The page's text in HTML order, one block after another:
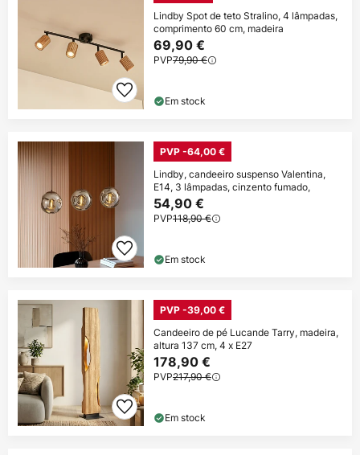
Lindby Spot de teto Stralino, 4 lâmpadas,
comprimento 60 cm, madeira
69,90 €
PVP79,90 €
Em stock
PVP -64,00 €
Lindby, candeeiro suspenso Valentina,
E14, 3 lâmpadas, cinzento fumado,
54,90 €
PVP118,90 €
Em stock
PVP -39,00 €
Candeeiro de pé Lucande Tarry, madeira,
altura 137 cm, 4 x E27
178,90 €
PVP217,90 €
Em stock